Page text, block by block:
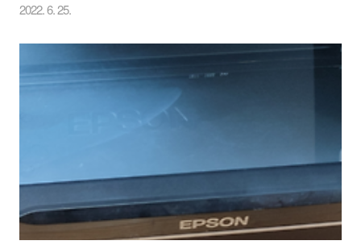
때도 있기에 시간이 될 때 한번 설치를 해 주면 문제가 좀
적을 것이다. 똘82닷컴과 HP 오피스젯 프로 X476DW 복
합기/프린터 드라이버를 설치 해 보자. HP X476DW 은 경
우 레이저프린터에 버금가는 출력속도를 자랑한다. 잉크
젯 프린터가 이렇게까지 속도 발전이 있다는 한번 경험을
해 보면 정말 놀랄 것이다. 차원이 다른 HP 잉크제 프린터
정에서도 추천하겠지만..역시나..
2022. 6. 25.